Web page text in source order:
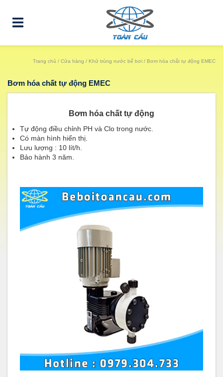
Trang chủ / Cửa hàng / Khử trùng nước bể bơi / Bơm hóa chất tự động EMEC
Bơm hóa chất tự động EMEC
Bơm hóa chất tự động
Tự động điều chỉnh PH và Clo trong nước.
Có màn hình hiển thị.
Lưu lượng : 10 lít/h.
Bảo hành 3 năm.